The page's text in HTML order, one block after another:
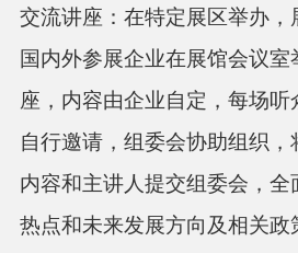
交流讲座：在特定展区举办，
国内外参展企业在展馆会议
座，内容由企业⾃定，每场听
⾃⾏邀请，组委会协助组织，
内容和主讲⼈提交组委会，全
热点和未来发展⽅向及相关政